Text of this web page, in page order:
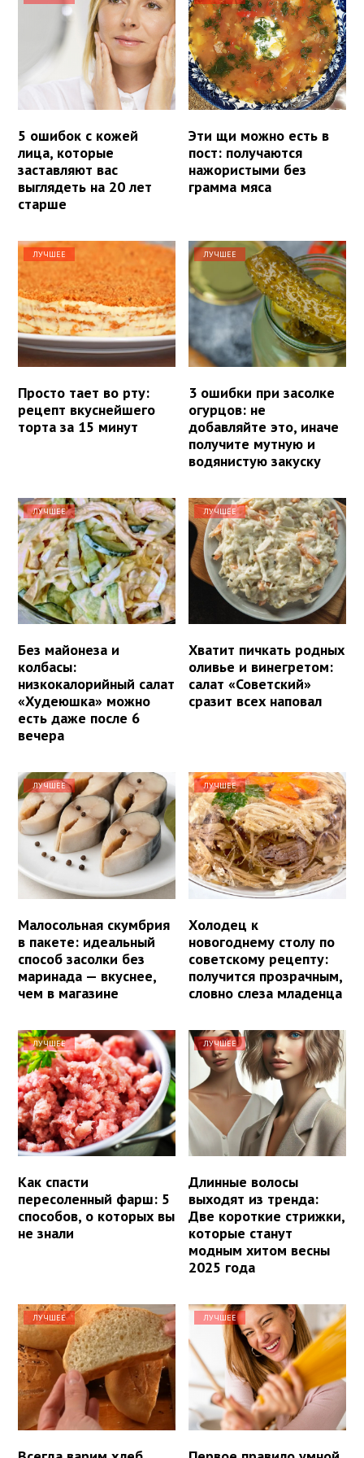
5 ошибок с кожей
лица, которые
заставляют вас
выглядеть на 20 лет
старше
Эти щи можно есть в
пост: получаются
нажористыми без
грамма мяса
ЛУЧШЕЕ
Просто тает во рту:
рецепт вкуснейшего
торта за 15 минут
ЛУЧШЕЕ
3 ошибки при засолке
огурцов: не
добавляйте это, иначе
получите мутную и
водянистую закуску
ЛУЧШЕЕ
Без майонеза и
колбасы:
низкокалорийный салат
«Худеюшка» можно
есть даже после 6
вечера
ЛУЧШЕЕ
Хватит пичкать родных
оливье и винегретом:
салат «Советский»
сразит всех наповал
ЛУЧШЕЕ
Малосольная скумбрия
в пакете: идеальный
способ засолки без
маринада — вкуснее,
чем в магазине
ЛУЧШЕЕ
Холодец к
новогоднему столу по
советскому рецепту:
получится прозрачным,
словно слеза младенца
ЛУЧШЕЕ
Как спасти
пересоленный фарш: 5
способов, о которых вы
не знали
ЛУЧШЕЕ
Длинные волосы
выходят из тренда:
Две короткие стрижки,
которые станут
модным хитом весны
2025 года
ЛУЧШЕЕ ЛУЧШЕЕ